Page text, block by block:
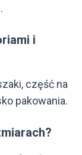
i
część na
pakowania.